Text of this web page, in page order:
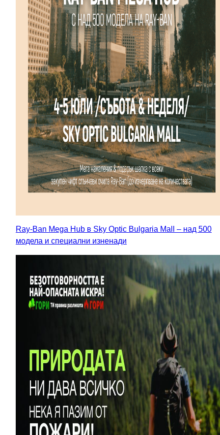
Ray-Ban Mega Hub в Sky Optic Bulgaria Mall – над 500
модела и специални изненади